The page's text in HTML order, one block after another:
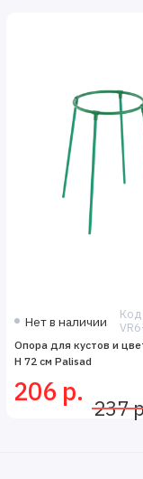
Нет в наличии
Код
Опора для кустов и
H 72 см Palisad
206 р.
237